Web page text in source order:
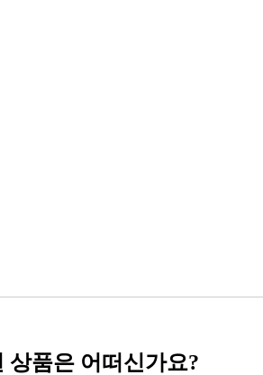
상품은 어떠신가요?